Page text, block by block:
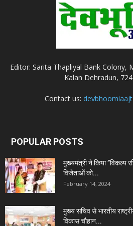
Editor: Sarita Thapliyal Bank Colony,
Kalan Dehradun,
Contact us:
POPULAR POSTS
मुख्यमंत्री ने किया ’’विकल्प
विजेताओं को...
February 14, 2024
मुख्य सचिव से भारतीय
विकास चौहान...